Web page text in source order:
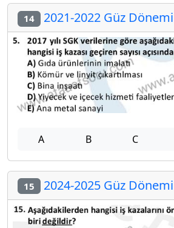
14 2021-2022 Güz Dönemi
A B C
15 2024-2025 Güz Dönemi